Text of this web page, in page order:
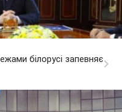
білорусі запевняє